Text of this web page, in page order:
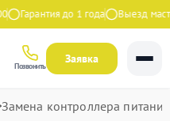
Гарантия до 1 года Выезд
Позвонить
Заявка
Замена контроллера питания